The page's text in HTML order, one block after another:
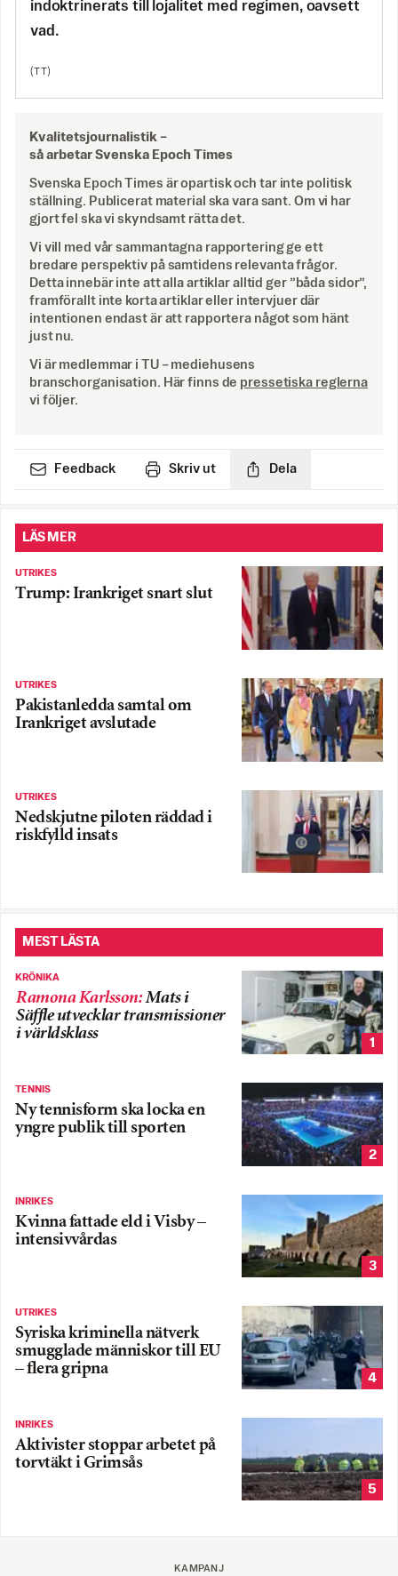
indoktrinerats till lojalitet med regimen, oavsett
vad.
(TT)
Kvalitetsjournalistik –
så arbetar Svenska Epoch Times
Svenska Epoch Times är opartisk och tar inte politisk
ställning. Publicerat material ska vara sant. Om vi har
gjort fel ska vi skyndsamt rätta det.
Vi vill med vår sammantagna rapportering ge ett
bredare perspektiv på samtidens relevanta frågor.
Detta innebär inte att alla artiklar alltid ger ”båda sidor”,
framförallt inte korta artiklar eller intervjuer där
intentionen endast är att rapportera något som hänt
just nu.
Vi är medlemmar i TU – mediehusens
branschorganisation. Här finns de pressetiska reglerna
vi följer.
Feedback Skriv ut Dela
LÄS MER
UTRIKES
Trump: Irankriget snart slut
UTRIKES
Pakistanledda samtal om
Irankriget avslutade
UTRIKES
Nedskjutne piloten räddad i
riskfylld insats
MEST LÄSTA
KRÖNIKA
Ramona Karlsson:Mats i
Säffle utvecklar transmissioner
i världsklass
1
TENNIS
Ny tennisform ska locka en
yngre publik till sporten
2
INRIKES
Kvinna fattade eld i Visby –
intensivvårdas
3
UTRIKES
Syriska kriminella nätverk
smugglade människor till EU
– flera gripna
4
INRIKES
Aktivister stoppar arbetet på
torvtäkt i Grimsås
5
KAMPANJ